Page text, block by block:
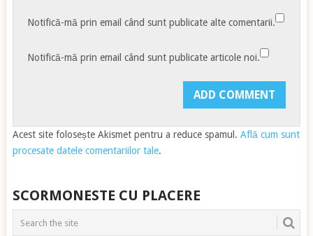
Notifică-mă prin email când sunt publicate alte comentarii.
Notifică-mă prin email când sunt publicate articole noi.
Acest site folosește Akismet pentru a reduce spamul. Află cum sunt
procesate datele comentariilor tale.
SCORMONESTE CU PLACERE